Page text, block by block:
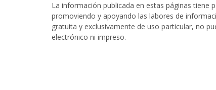
La información publicada en estas páginas tiene
promoviendo y apoyando las labores de
gratuita y exclusivamente de uso particular, no
electrónico ni impreso.